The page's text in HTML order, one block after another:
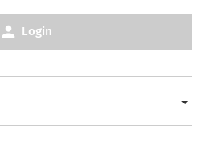
Login